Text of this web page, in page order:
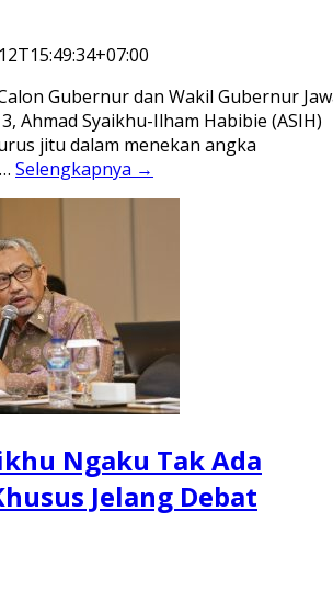
Gubernur dan Wakil Gubernur
Ahmad Syaikhu-Ilham Habibie (ASIH)
jitu dalam menekan angka
Selengkapnya →
Ngaku Tak Ada
Jelang Debat